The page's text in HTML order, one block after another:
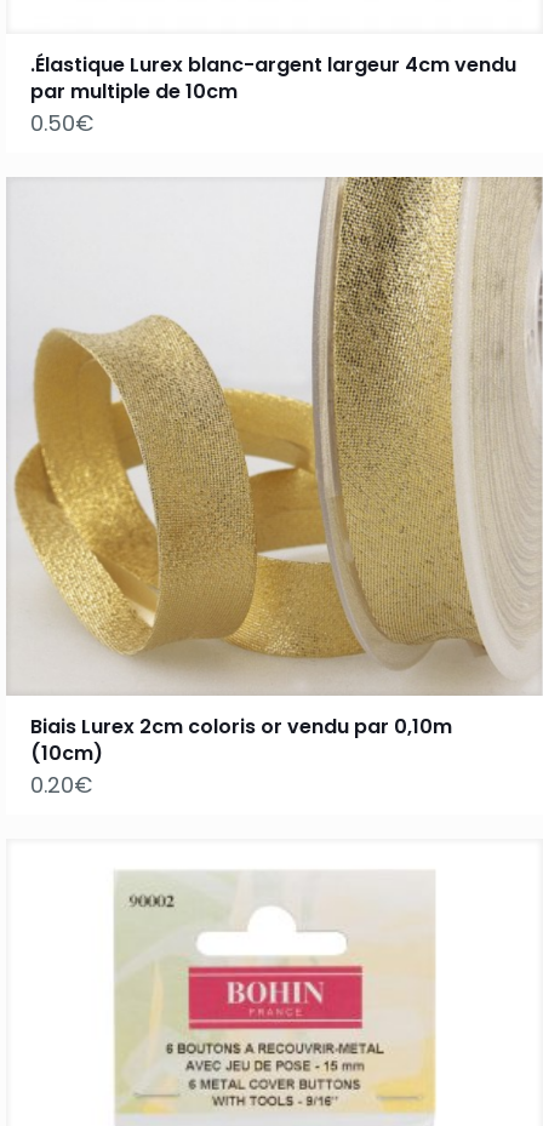
.Élastique Lurex blanc-argent largeur 4cm vendu
par multiple de 10cm
0.50€
Biais Lurex 2cm coloris or vendu par 0,10m
(10cm)
0.20€